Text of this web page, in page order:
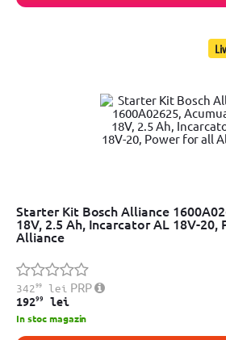
Starter Kit Bosch Alliance
18V, 2.5 Ah, Incarcator AL 18V-20,
Alliance
34299lei PRP
19299 lei
In stoc magazin